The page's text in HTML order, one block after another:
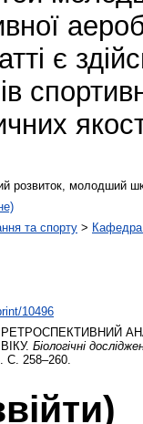
є
розвиток, молодший
та спорту > Кафедра
10496
РЕТРОСПЕКТИВНИЙ
Біологічні
С. 258–260.